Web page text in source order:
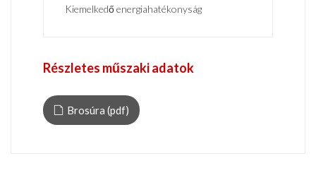
Kiemelkedő energiahatékonyság
Részletes műszaki adatok
Brosúra (pdf)